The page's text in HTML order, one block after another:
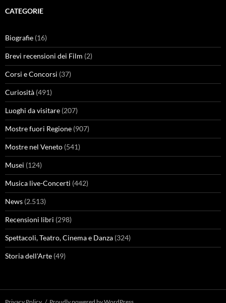
CATEGORIE
Biografie (16)
Brevi recensioni dei Film (2)
Corsi e Concorsi (37)
Curiosità (491)
Luoghi da visitare (207)
Mostre fuori Regione (907)
Mostre nel Veneto (541)
Musei (124)
Musica live-Concerti (442)
News (2.513)
Recensioni libri (298)
Spettacoli, Teatro, Cinema e Danza (324)
Storia dell'Arte (49)